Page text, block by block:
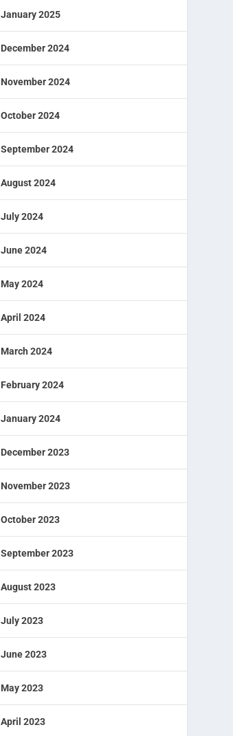
January 2025
December 2024
November 2024
October 2024
September 2024
August 2024
July 2024
June 2024
May 2024
April 2024
March 2024
February 2024
January 2024
December 2023
November 2023
October 2023
September 2023
August 2023
July 2023
June 2023
May 2023
April 2023